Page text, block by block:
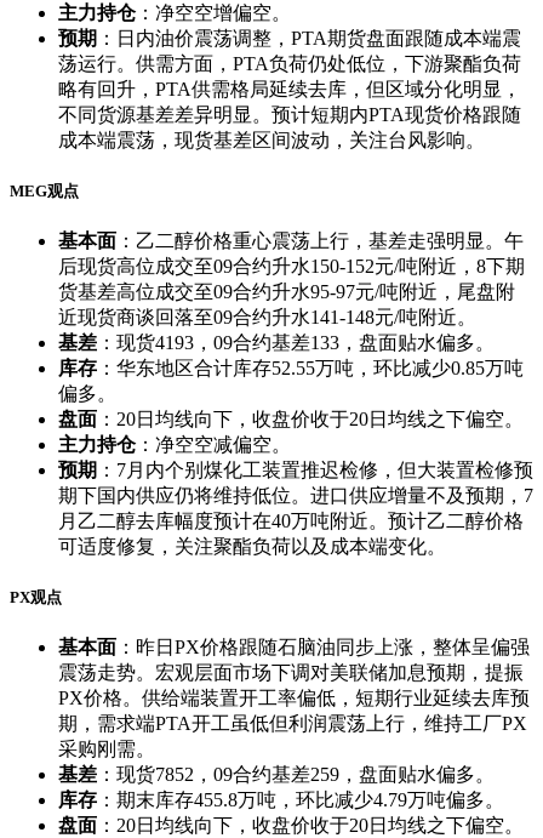
主力持仓：净空空增偏空。
预期 ：日内油价震荡调整，PTA期货盘面跟随成本端震
荡运行。供需方面，PTA负荷仍处低位，下游聚酯负荷
略有回升，PTA供需格局延续去库，但区域分化明显，
不同货源基差差异明显。预计短期内PTA现货价格跟随
成本端震荡，现货基差区间波动，关注台风影响。
MEG观点
基本面 ：乙二醇价格重心震荡上行，基差走强明显。午
后现货高位成交至09合约升水150-152元/吨附近，8下期
货基差高位成交至09合约升水95-97元/吨附近，尾盘附
近现货商谈回落至09合约升水141-148元/吨附近。
基差 ：现货4193，09合约基差133，盘面贴水偏多。
库存 ：华东地区合计库存52.55万吨，环比减少0.85万吨
偏多。
盘面 ：20日均线向下，收盘价收于20日均线之下偏空。
主力持仓：净空空减偏空。
预期 ：7月内个别煤化工装置推迟检修，但大装置检修预
期下国内供应仍将维持低位。进口供应增量不及预期，7
月乙二醇去库幅度预计在40万吨附近。预计乙二醇价格
可适度修复，关注聚酯负荷以及成本端变化。
PX观点
基本面 ：昨日PX价格跟随石脑油同步上涨，整体呈偏强
震荡走势。宏观层面市场下调对美联储加息预期，提振
PX价格。供给端装置开工率偏低，短期行业延续去库预
期，需求端PTA开工虽低但利润震荡上行，维持工厂PX
采购刚需。
基差 ：现货7852，09合约基差259，盘面贴水偏多。
库存 ：期末库存455.8万吨，环比减少4.79万吨偏多。
盘面 ：20日均线向下，收盘价收于20日均线之下偏空。